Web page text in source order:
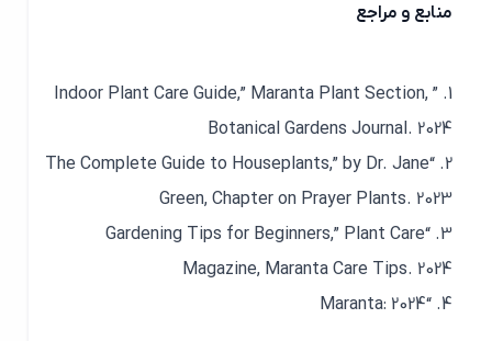
منابع و مراجع
1. ” Indoor Plant Care Guide,” Maranta Plant Section,
Botanical Gardens Journal. 2024
2. “The Complete Guide to Houseplants,” by Dr. Jane
Green, Chapter on Prayer Plants. 2023
3. “Gardening Tips for Beginners,” Plant Care
Magazine, Maranta Care Tips. 2024